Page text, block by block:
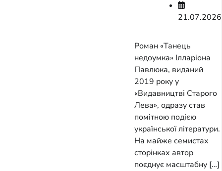
21.07.2026
Роман «Танець
недоумка» Ілларіона
Павлюка, виданий
2019 року у
«Видавництві Старого
Лева», одразу став
помітною подією
української літератури.
На майже семистах
сторінках автор
поєднує масштабну […]